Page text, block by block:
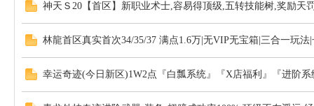
神天Ｓ20【首区】新职业术士,容易得顶级,五转技能树,奖励天
林龍首区真实首次34/35/37 满点1.6万|无VIP无宝箱|三合一玩
幸运奇迹(今日新区)1W2点『白瓢系统』『X店福利』『进阶